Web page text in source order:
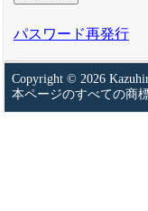
パスワード再発行
Copyright © 2026
本ページのすべての商